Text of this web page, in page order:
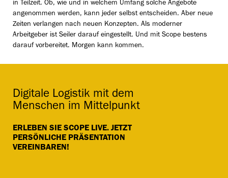
in Teilzeit. Ob, wie und in welchem Umfang solche Angebote
angenommen werden, kann jeder selbst entscheiden. Aber neue
Zeiten verlangen nach neuen Konzepten. Als moderner
Arbeitgeber ist Seiler darauf eingestellt. Und mit Scope bestens
darauf vorbereitet. Morgen kann kommen.
ERLEBEN SIE SCOPE LIVE. JETZT
PERSÖNLICHE PRÄSENTATION
VEREINBAREN!
Digitale Logistik mit dem
Menschen im Mittelpunkt